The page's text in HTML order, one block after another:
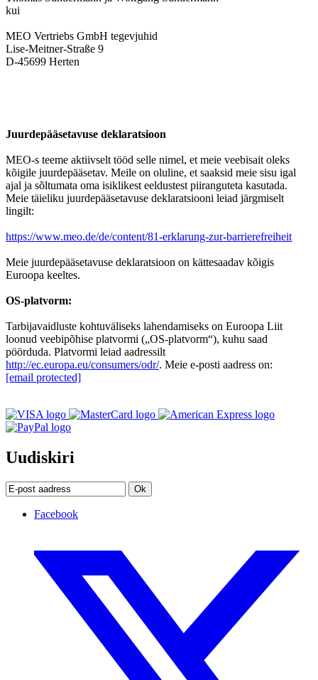
kui
MEO Vertriebs GmbH tegevjuhid
Lise-Meitner-Straße 9
D-45699 Herten
Juurdepääsetavuse deklaratsioon
MEO-s teeme aktiivselt tööd selle nimel, et meie veebisait oleks
kõigile juurdepääsetav. Meile on oluline, et saaksid meie sisu igal
ajal ja sõltumata oma isiklikest eeldustest piiranguteta kasutada.
Meie täieliku juurdepääsetavuse deklaratsiooni leiad järgmiselt
lingilt:
https://www.meo.de/de/content/81-erklarung-zur-barrierefreiheit
Meie juurdepääsetavuse deklaratsioon on kättesaadav kõigis
Euroopa keeltes.
OS-platvorm:
Tarbijavaidluste kohtuväliseks lahendamiseks on Euroopa Liit
loonud veebipõhise platvormi („OS-platvorm“), kuhu saad
pöörduda. Platvormi leiad aadressilt
http://ec.europa.eu/consumers/odr/. Meie e-posti aadress on:
[email protected]
Uudiskiri
Ok
Facebook